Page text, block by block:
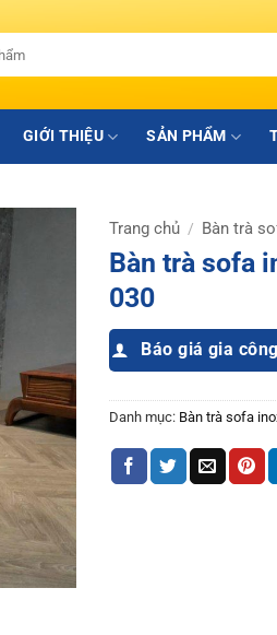
GIỚI THIỆU SẢN PHẨM
Trang chủ / Bàn trà
Bàn trà sofa
030
Báo giá gia công
Danh mục: Bàn trà sofa